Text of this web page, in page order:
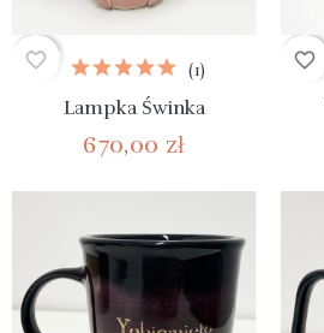
favorite_border (1)
Lampka Świnka
670,00 zł
favorite_border